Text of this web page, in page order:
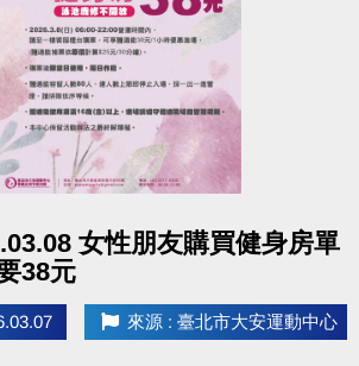
女性朋友購買健身房單
38元
來源 : 臺北市大安運動中心